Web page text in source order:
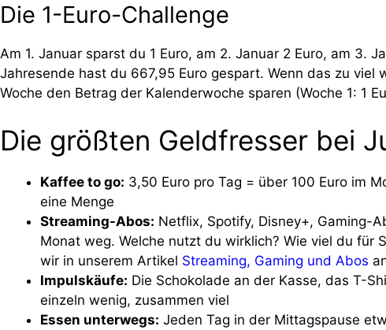
Die 1-Euro-Challenge
Am 1. Januar sparst du 1 Euro, am 2. Januar 2 Euro, am 3.
Jahresende hast du 667,95 Euro gespart. Wenn das zu viel
Woche den Betrag der Kalenderwoche sparen (Woche 1: 1
Die größten Geldfresser bei
Kaffee to go: 3,50 Euro pro Tag = über 100 Euro im
eine Menge
Streaming-Abos: Netflix, Spotify, Disney+, Gaming-
Monat weg. Welche nutzt du wirklich? Wie viel du für
wir in unserem Artikel Streaming, Gaming und Abos
Impulskäufe: Die Schokolade an der Kasse, das T-
einzeln wenig, zusammen viel
Essen unterwegs: Jeden Tag in der Mittagspause